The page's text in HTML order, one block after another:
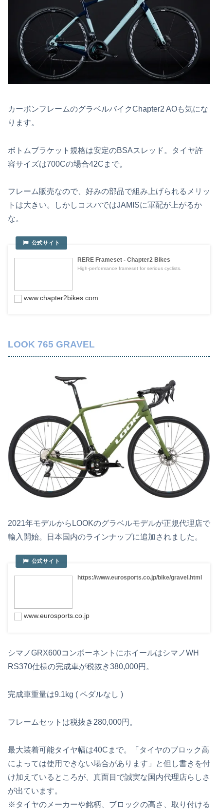
カーボンフレームのグラベルバイクChapter2 AOも気にな
ります。
ボトムブラケット規格は安定のBSAスレッド。タイヤ許
容サイズは700Cの場合42Cまで。
フレーム販売なので、好みの部品で組み上げられるメリッ
トは大きい。しかしコスパではJAMISに軍配が上がるか
な。
RERE Frameset - Chapter2 Bikes
High-performance frameset for serious cyclists.
www.chapter2bikes.com
LOOK 765 GRAVEL
2021年モデルからLOOKのグラベルモデルが正規代理店で
輸入開始。日本国内のラインナップに追加されました。
https://www.eurosports.co.jp/bike/gravel.html
www.eurosports.co.jp
シマノGRX600コンポーネントにホイールはシマノWH
RS370仕様の完成車が税抜き380,000円。
完成車重量は9.1kg ( ペダルなし )
フレームセットは税抜き280,000円。
最大装着可能タイヤ幅は40Cまで。「タイヤのブロック高
によっては使用できない場合があります」と但し書きを付
け加えているところが、真面目で誠実な国内代理店らしさ
が出ています。
※タイヤのメーカーや銘柄、ブロックの高さ、取り付ける